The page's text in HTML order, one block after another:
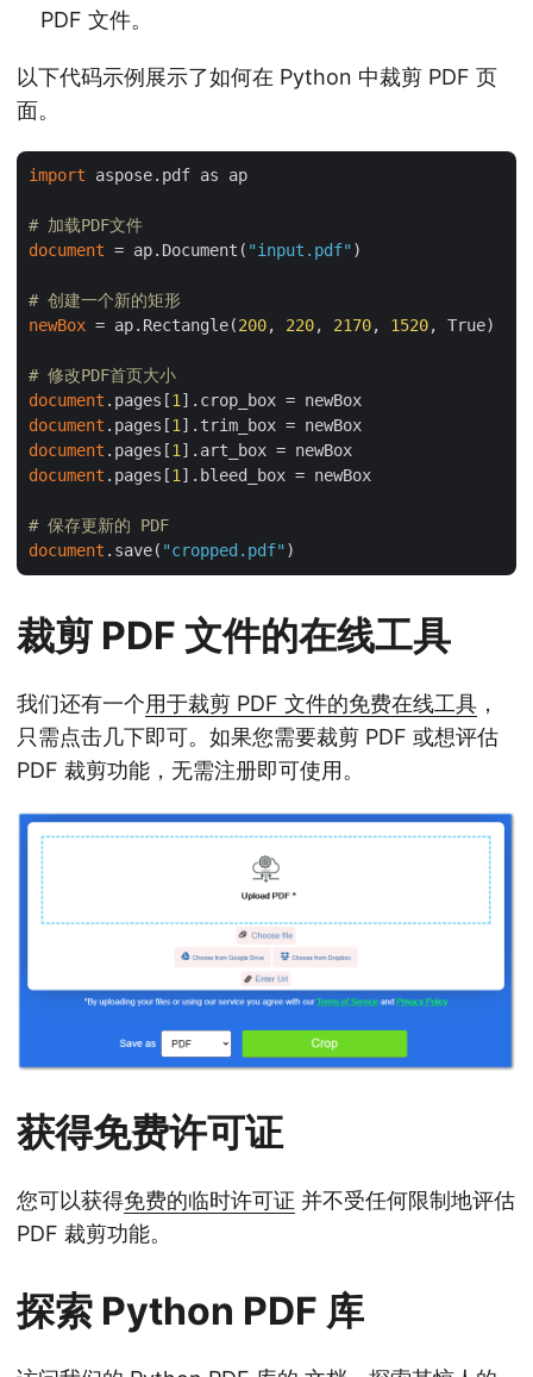
PDF 文件。
以下代码示例展示了如何在 Python 中裁剪 PDF 页
面。
import aspose.pdf as ap
# 加载PDF文件
document = ap.Document( "input.pdf" )
# 创建一个新的矩形
newBox = ap.Rectangle(200, 220, 2170, 1520, True)
# 修改PDF首页大小
document .pages[1
document .pages[1
document .pages[1
document .pages[1 ].bleed_box = newBox
# 保存更新的 PDF
document .save( "cropped.pdf"
裁剪 PDF 文件的在线工具
我们还有一个用于裁剪 PDF 文件的免费在线工具 ，
只需点击几下即可。如果您需要裁剪 PDF 或想评估
PDF 裁剪功能，无需注册即可使用。
获得免费许可证
您可以获得免费的临时许可证 并不受任何限制地评估
PDF 裁剪功能。
探索 Python PDF 库